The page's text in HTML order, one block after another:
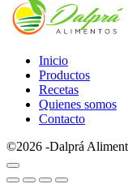
Inicio
Productos
Recetas
Quienes somos
Contacto
©2026 -Dalprá